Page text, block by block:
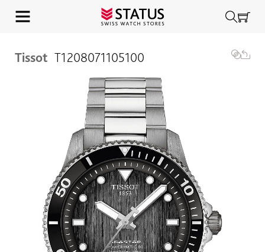
Tissot T1208071105100